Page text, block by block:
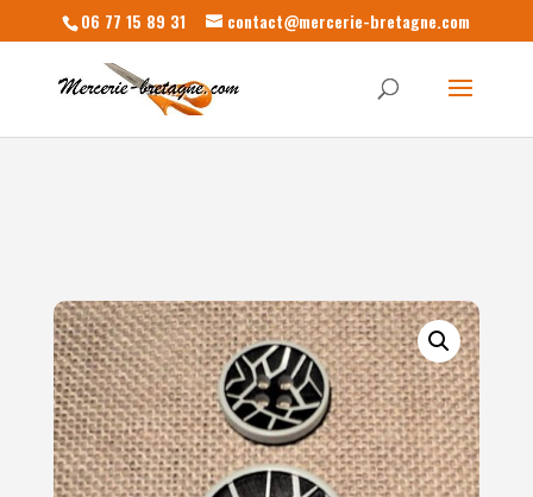
06 77 15 89 31 contact@mercerie-bretagne.com